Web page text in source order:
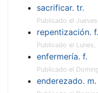
sacrificar. tr.
Publicado el
repentización. f.
Publicado el
enfermería. f.
Publicado el
enderezado. m.